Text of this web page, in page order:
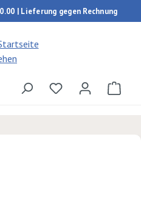
| Lieferung gegen Rechnung
Du hast 0